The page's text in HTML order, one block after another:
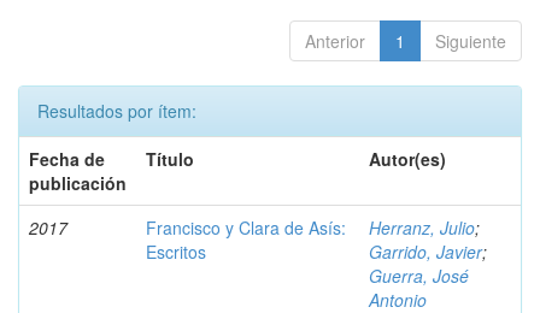
Anterior 1 Siguiente
Resultados por ítem:
Fecha de
publicación
Título Autor(es)
2017
Francisco y Clara de Asís:
Escritos
Herranz, Julio;
Garrido, Javier;
Guerra, José
Antonio